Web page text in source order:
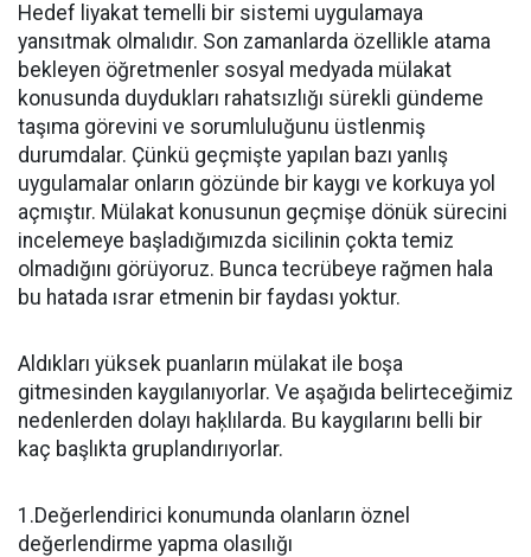
Hedef liyakat temelli bir sistemi uygulamaya
yansıtmak olmalıdır. Son zamanlarda özellikle atama
bekleyen öğretmenler sosyal medyada mülakat
konusunda duydukları rahatsızlığı sürekli gündeme
taşıma görevini ve sorumluluğunu üstlenmiş
durumdalar. Çünkü geçmişte yapılan bazı yanlış
uygulamalar onların gözünde bir kaygı ve korkuya yol
açmıştır. Mülakat konusunun geçmişe dönük sürecini
incelemeye başladığımızda sicilinin çokta temiz
olmadığını görüyoruz. Bunca tecrübeye rağmen hala
bu hatada ısrar etmenin bir faydası yoktur.
Aldıkları yüksek puanların mülakat ile boşa
gitmesinden kaygılanıyorlar. Ve aşağıda belirteceğimiz
nedenlerden dolayı haķlılarda. Bu kaygılarını belli bir
kaç başlıkta gruplandırıyorlar.
1.Değerlendirici konumunda olanların öznel
değerlendirme yapma olasılığı